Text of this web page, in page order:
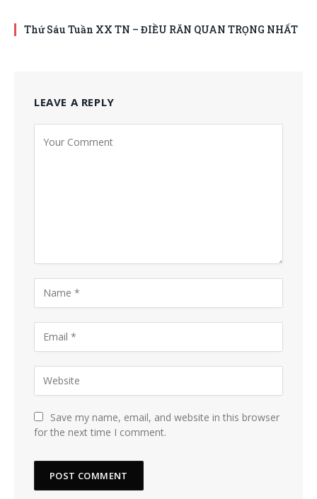
Thứ Sáu Tuần XX TN – ĐIỀU RĂN QUAN TRỌNG NHẤT
LEAVE A REPLY
Save my name, email, and website in this browser
for the next time I comment.